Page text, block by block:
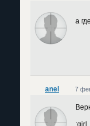
а
anel 7